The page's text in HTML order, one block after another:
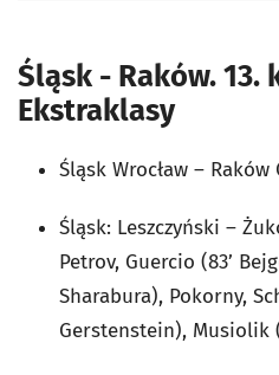
Śląsk - Raków. 13.
Ekstraklasy
Śląsk Wrocław –
Śląsk: Leszczyński –
Petrov, Guercio (83’
Sharabura), Pokorny,
Gerstenstein), Musiolik